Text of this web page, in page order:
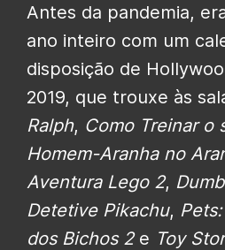
Antes da pandemia,
ano inteiro com um
disposição de
2019, que trouxe às
Ralph, Como Treinar o
Homem-Aranha no
Aventura Lego 2,
Detetive Pikachu,
dos Bichos 2e Toy